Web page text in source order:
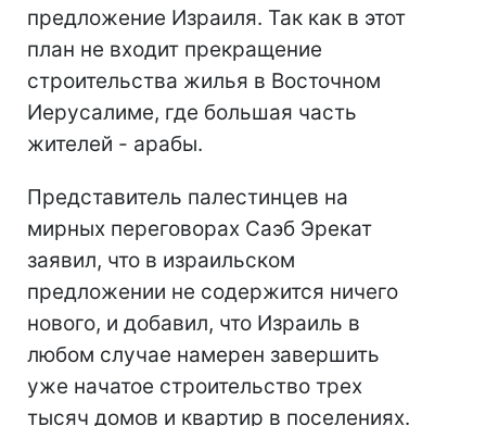
предложение Израиля. Так как в этот
план не входит прекращение
строительства жилья в Восточном
Иерусалиме, где большая часть
жителей - арабы.
Представитель палестинцев на
мирных переговорах Саэб Эрекат
заявил, что в израильском
предложении не содержится ничего
нового, и добавил, что Израиль в
любом случае намерен завершить
уже начатое строительство трех
тысяч домов и квартир в поселениях.